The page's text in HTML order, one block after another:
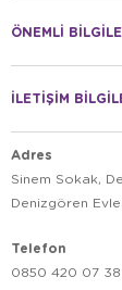
ÖNEMLİ
İLETİŞİM
Adres
Sinem Sokak,
Denizgören
Telefon
0850 420 07 38